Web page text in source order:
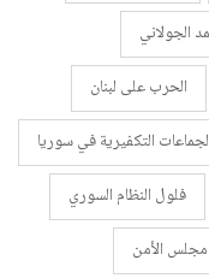
الجولاني
الحرب على لبنان
التكفيرية في سوريا
فلول النظام السوري
مجلس الأمن